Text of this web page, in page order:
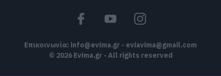
Επικοινωνία: info@evima.gr - eviavima@gmail.com
© 2026 Evima.gr - All rights reserved